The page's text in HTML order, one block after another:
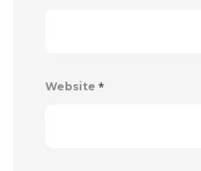
Website *